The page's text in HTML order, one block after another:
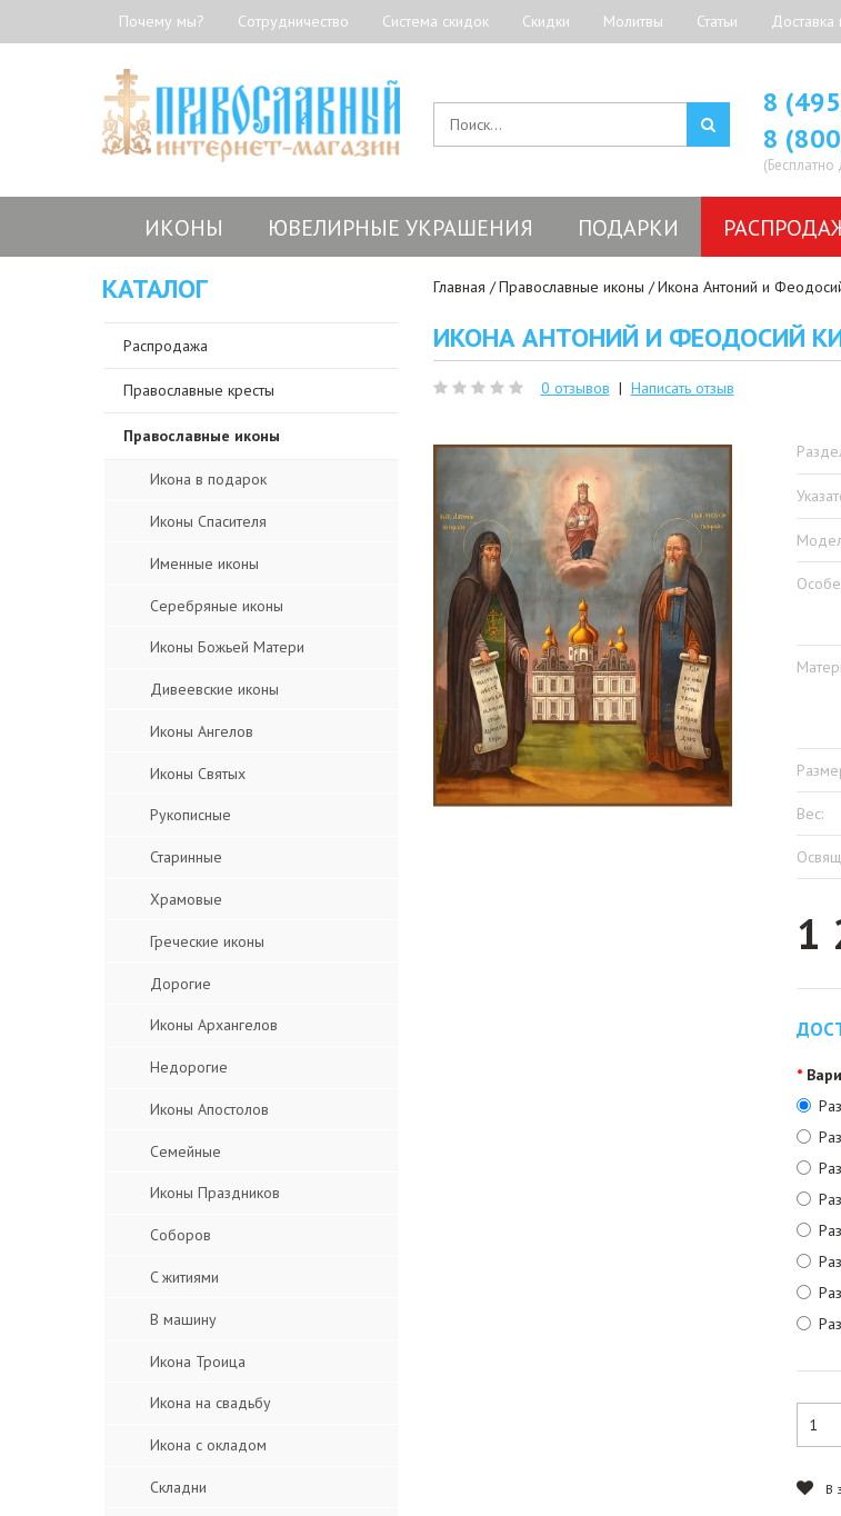
Почему мы? Сотрудничество Система скидок Скидки Молитвы Статьи Доставка
8
8
ИКОНЫ ЮВЕЛИРНЫЕ УКРАШЕНИЯ ПОДАРКИ
КАТАЛОГ
Распродажа
Православные кресты
Православные иконы
Икона в подарок
Иконы Спасителя
Именные иконы
Серебряные иконы
Иконы Божьей Матери
Дивеевские иконы
Иконы Ангелов
Иконы Святых
Рукописные
Старинные
Храмовые
Греческие иконы
Дорогие
Иконы Архангелов
Недорогие
Иконы Апостолов
Семейные
Иконы Праздников
Соборов
C житиями
В машину
Икона Троица
Икона на свадьбу
Икона с окладом
Складни
Главная Православные иконы Икона Антоний и
ИКОНА АНТОНИЙ И ФЕОДОСИЙ
0 отзывов | Написать отзыв
Вес:
1
В